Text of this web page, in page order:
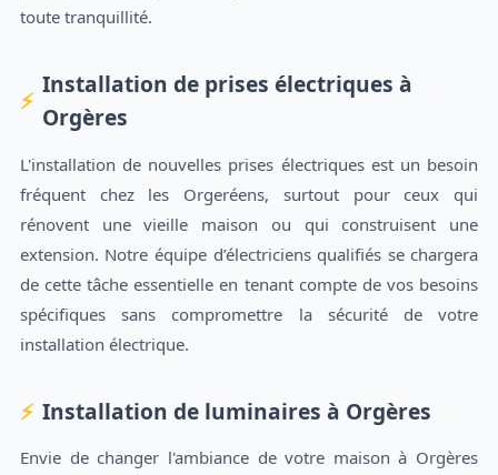
toute tranquillité.
Installation de prises électriques à
Orgères
L'installation de nouvelles prises électriques est un besoin
fréquent chez les Orgeréens, surtout pour ceux qui
rénovent une vieille maison ou qui construisent une
extension. Notre équipe d’électriciens qualifiés se chargera
de cette tâche essentielle en tenant compte de vos besoins
spécifiques sans compromettre la sécurité de votre
installation électrique.
Installation de luminaires à Orgères
Envie de changer l'ambiance de votre maison à Orgères